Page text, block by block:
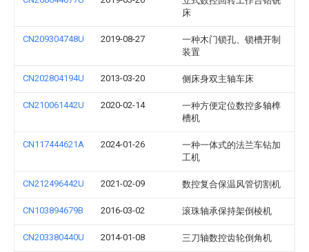
床
CN209304748U 2019-08-27
一种木门锁孔、锁槽开制
装置
CN202804194U 2013-03-20 侧床身双主轴车床
CN210061442U 2020-02-14
一种方便定位数控多轴榫
槽机
CN117444621A 2024-01-26
一种一体式的法兰车钻加
工机
CN212496442U 2021-02-09 数控复合保温风管切割机
CN103894679B 2016-03-02 滚珠轴承保持架倒棱机
CN203380440U 2014-01-08 三刀轴数控齿轮倒角机